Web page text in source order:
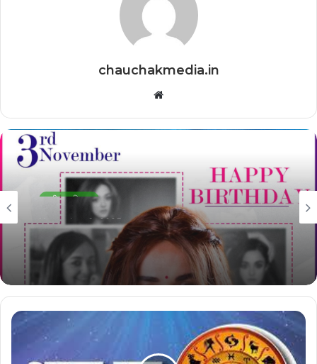
chauchakmedia.in
Website
जीवन परिचय
November 3, 2025
Monali Thakur Birthday Special: ‘जरा जरा
टच मी’ से ‘आगा बाई हल्ला मचाए रे’ तक, देखें बॉलीवुड सिंगर
मोनाली ठाकुर के 7 बेहतरीन गानों की लिस्ट